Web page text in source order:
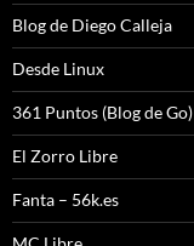
Blog de Diego Calleja
Desde Linux
361 Puntos (Blog de Go)
El Zorro Libre
Fanta – 56k.es